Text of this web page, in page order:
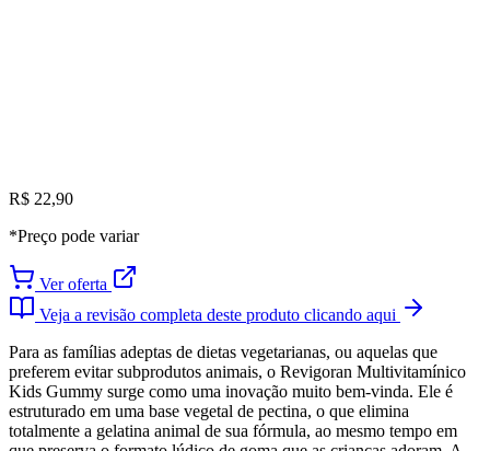
R$ 22,90
*Preço pode variar
Ver oferta
Veja a revisão completa deste produto clicando aqui
Para as famílias adeptas de dietas vegetarianas, ou aquelas que
preferem evitar subprodutos animais, o Revigoran Multivitamínico
Kids Gummy surge como uma inovação muito bem-vinda. Ele é
estruturado em uma base vegetal de pectina, o que elimina
totalmente a gelatina animal de sua fórmula, ao mesmo tempo em